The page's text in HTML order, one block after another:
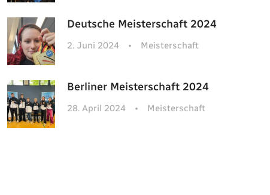
Deutsche Meisterschaft 2024
2. Juni 2024 • Meisterschaft
Berliner Meisterschaft 2024
28. April 2024 • Meisterschaft